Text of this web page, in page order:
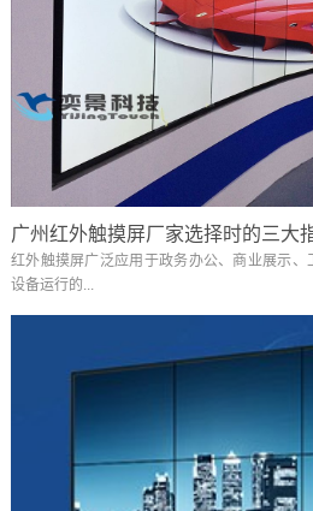
广州红外触摸屏厂家选择时的三大
红外触摸屏广泛应用于政务办公、商业展示、
设备运行的...